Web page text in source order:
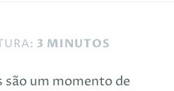
3 MINUTOS
são um momento de